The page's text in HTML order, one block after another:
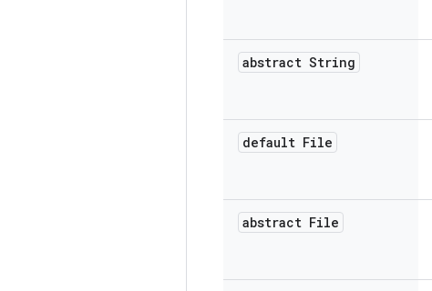
abstract String
default File
abstract File